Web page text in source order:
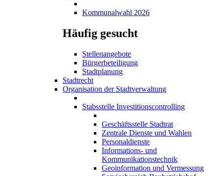
Kommunalwahl 2026
Häufig gesucht
Stellenangebote
Bürgerbeteiligung
Stadtplanung
Stadtrecht
Organisation der Stadtverwaltung
Stabsstelle Investitionscontrolling
Geschäftsstelle Stadtrat
Zentrale Dienste und Wahlen
Personaldienste
Informations- und
Kommunikationstechnik
Geoinformation und Vermessung